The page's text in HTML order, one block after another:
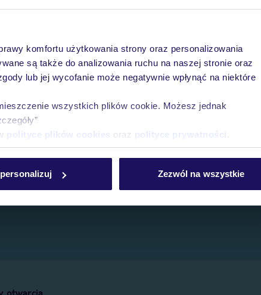
komfortu użytkowania strony oraz personalizowania
są także do analizowania ruchu na naszej stronie oraz
lub jej wycofanie może negatywnie wpłynąć na niektóre
wszystkich plików cookie. Możesz jednak
polityce plików cookies oraz polityce prywatności
Zezwól na wszystkie
otwarcia